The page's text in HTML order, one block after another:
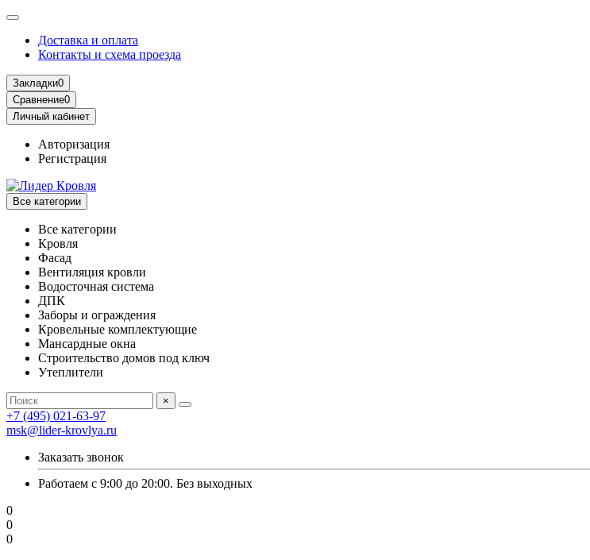
Доставка и оплата
Контакты и схема проезда
Закладки0
Сравнение0
Личный кабинет
Авторизация
Регистрация
Все категории
Все категории
Кровля
Фасад
Вентиляция кровли
Водосточная система
ДПК
Заборы и ограждения
Кровельные комплектующие
Мансардные окна
Строительство домов под ключ
Утеплители
×
+7 (495) 021-63-97
msk@lider-krovlya.ru
Заказать звонок
Работаем с 9:00 до 20:00. Без выходных
0
0
0